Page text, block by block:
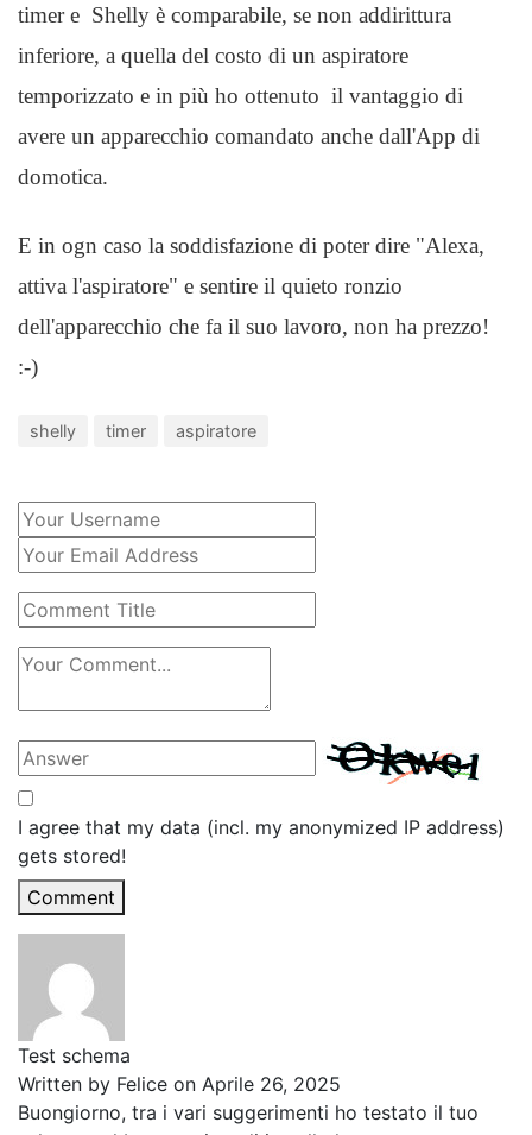
timer e Shelly è comparabile, se non addirittura
inferiore, a quella del costo di un aspiratore
temporizzato e in più ho ottenuto il vantaggio di
avere un apparecchio comandato anche dall'App di
domotica.
E in ogn caso la soddisfazione di poter dire "Alexa,
attiva l'aspiratore" e sentire il quieto ronzio
dell'apparecchio che fa il suo lavoro, non ha prezzo!
:-)
shelly timer aspiratore
I agree that my data (incl. my anonymized IP address)
gets stored!
Comment
Test schema
Written by Felice on Aprile 26, 2025
Buongiorno, tra i vari suggerimenti ho testato il tuo